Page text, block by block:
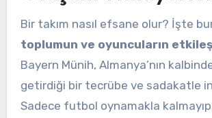
Bir takım nasıl efsane olur? İşte
toplumun ve oyuncuların
Bayern Münih, Almanya’nın kalbinde
getirdiği bir tecrübe ve sadakatle
Sadece futbol oynamakla